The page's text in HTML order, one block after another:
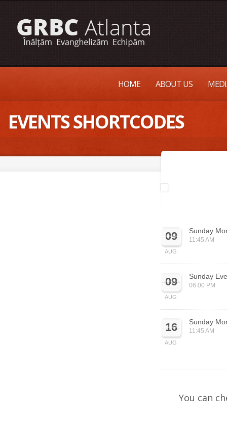
HOME ABOUT US
EVENTS SHORTCODES
09
AUG
Sunday
11:45 AM
09
AUG
Sunday
06:00 PM
16
AUG
Sunday
11:45 AM
You can